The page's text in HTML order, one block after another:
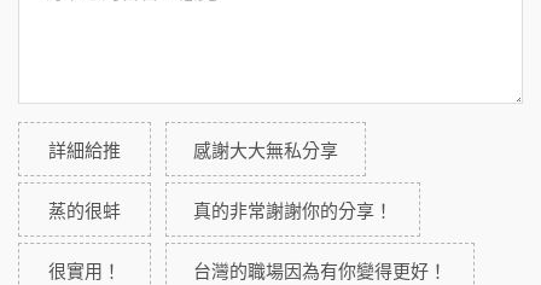
詳細給推 感謝大大無私分享
蒸的很蚌 真的非常謝謝你的分享！
很實用！ 台灣的職場因為有你變得更好！